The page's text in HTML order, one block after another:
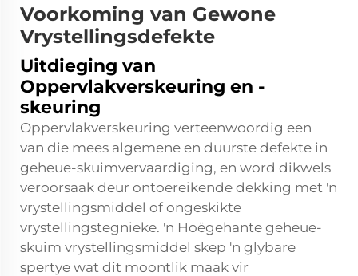
Voorkoming van Gewone
Vrystellingsdefekte
Uitdieging van
Oppervlakverskeuring en -
skeuring
Oppervlakverskeuring verteenwoordig een
van die mees algemene en duurste defekte in
geheue-skuimvervaardiging, en word dikwels
veroorsaak deur ontoereikende dekking met 'n
vrystellingsmiddel of ongeskikte
vrystellingstegnieke. 'n Hoëgehante geheue-
skuim vrystellingsmiddel skep 'n glybare
spertye wat dit moontlik maak vir